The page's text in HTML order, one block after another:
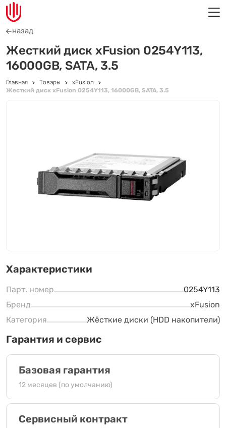
назад
Жесткий диск xFusion 0254Y113,
16000GB, SATA, 3.5
Главная Товары
xFusion
Жесткий диск xFusion 0254Y113, 16000GB, SATA, 3.5
Характеристики
Парт. номер
0254Y113
Бренд
xFusion
Категория
Жёсткие диски (HDD накопители)
Гарантия и сервис
Базовая гарантия
12 месяцев (по умолчанию)
Сервисный контракт